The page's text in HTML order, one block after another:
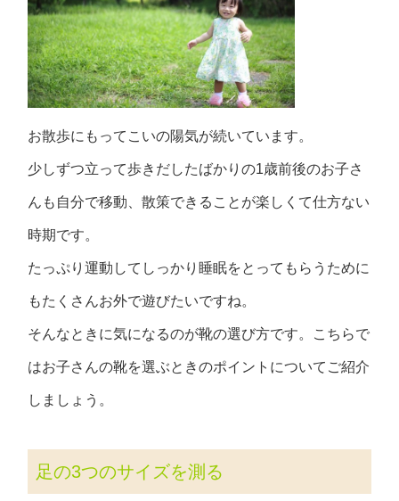
お散歩にもってこいの陽気が続いています。
少しずつ立って歩きだしたばかりの1歳前後のお子さ
んも自分で移動、散策できることが楽しくて仕方ない
時期です。
たっぷり運動してしっかり睡眠をとってもらうために
もたくさんお外で遊びたいですね。
そんなときに気になるのが靴の選び方です。こちらで
はお子さんの靴を選ぶときのポイントについてご紹介
しましょう。
足の3つのサイズを測る